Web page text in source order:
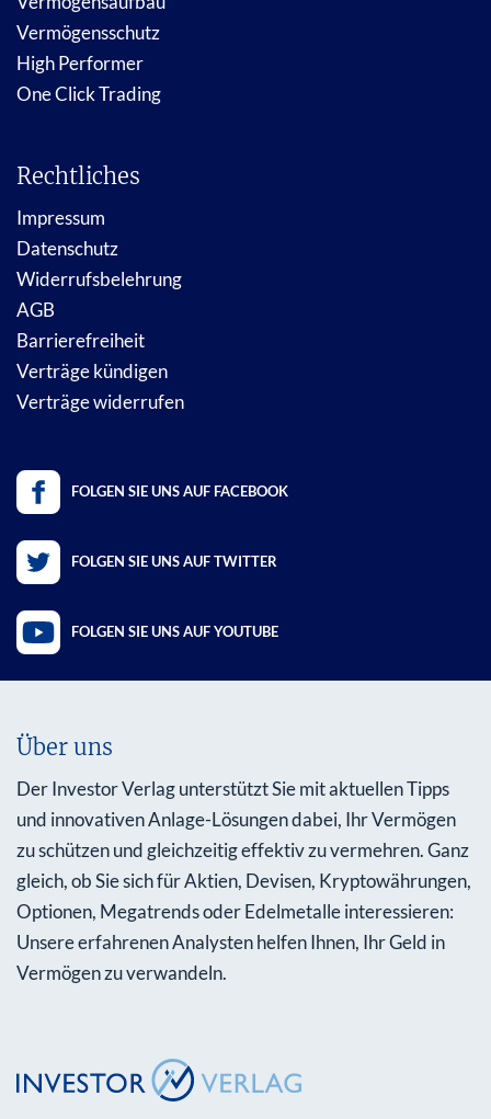
Vermögensschutz
High Performer
One Click Trading
Rechtliches
Impressum
Datenschutz
Widerrufsbelehrung
AGB
Barrierefreiheit
Verträge kündigen
Verträge widerrufen
FOLGEN SIE UNS AUF FACEBOOK
FOLGEN SIE UNS AUF TWITTER
FOLGEN SIE UNS AUF YOUTUBE
Über uns
Der Investor Verlag unterstützt Sie mit aktuellen Tipps
und innovativen Anlage-Lösungen dabei, Ihr Vermögen
zu schützen und gleichzeitig effektiv zu vermehren. Ganz
gleich, ob Sie sich für Aktien, Devisen, Kryptowährungen,
Optionen, Megatrends oder Edelmetalle interessieren:
Unsere erfahrenen Analysten helfen Ihnen, Ihr Geld in
Vermögen zu verwandeln.